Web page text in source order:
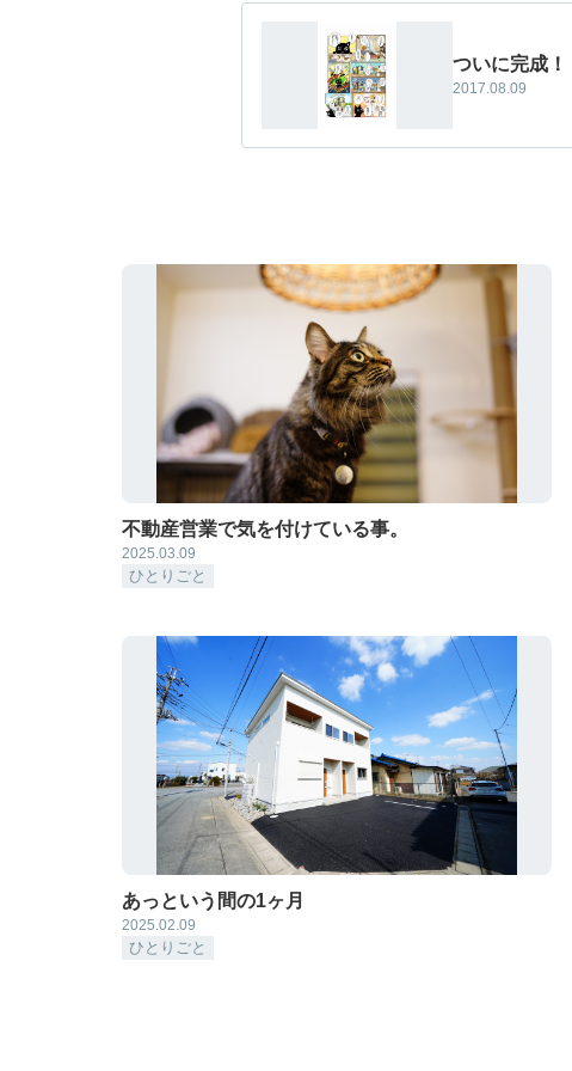
ついに完成！
2017.08.09
不動産営業で気を付けている事。
2025.03.09
ひとりごと
あっという間の1ヶ月
2025.02.09
ひとりごと